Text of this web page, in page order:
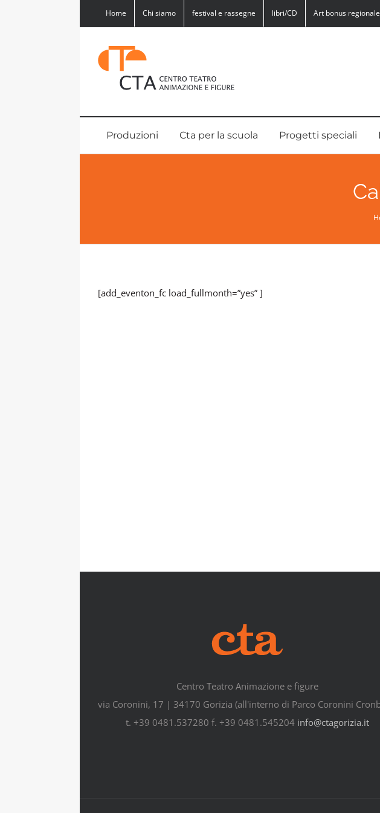
Home Chi siamo festival e rassegne libri/CD Art bonus regionale
Produzioni Cta per la scuola Progetti speciali
[add_eventon_fc load_fullmonth=”yes” ]
Centro Teatro Animazione e figure
via Coronini, 17 | 34170 Gorizia (all'interno di Parco Coronini
t. +39 0481.537280 f. +39 0481.545204 info@ctagorizia.it